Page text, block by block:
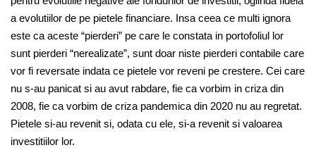
a evolutiilor de pe pietele financiare. Insa ceea ce multi ignora
este ca aceste “pierderi” pe care le constata in portofoliul lor
sunt pierderi “nerealizate”, sunt doar niste pierderi contabile care
vor fi reversate indata ce pietele vor reveni pe crestere. Cei care
nu s-au panicat si au avut rabdare, fie ca vorbim in criza din
2008, fie ca vorbim de criza pandemica din 2020 nu au regretat.
Pietele si-au revenit si, odata cu ele, si-a revenit si valoarea
investitiilor lor.